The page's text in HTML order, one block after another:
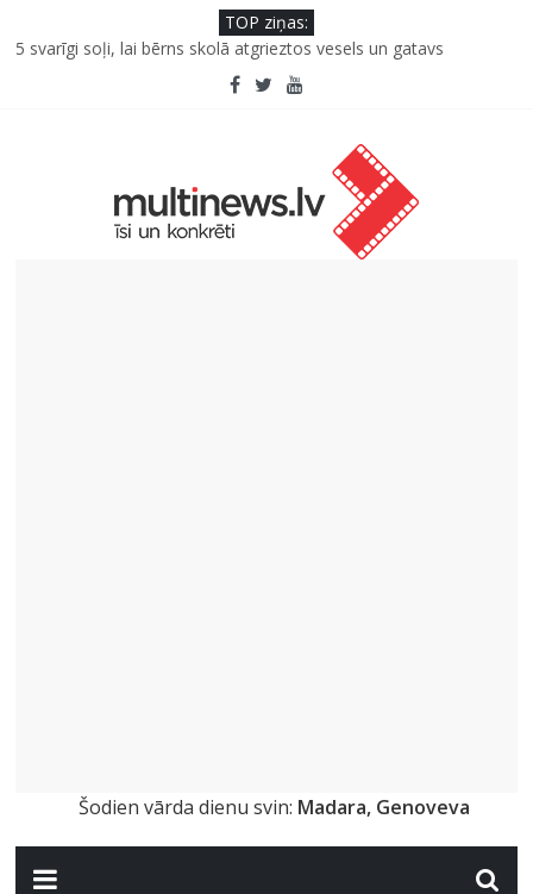
TOP ziņas:
5 svarīgi soļi, lai bērns skolā atgrieztos vesels un gatavs
Saeimas priekšsēdētāja Ikšķilē: politiski represēto cilvēku
Viens klikšķis līdz maksājumam vai viens mirklis līdz krāpšanai?
Kā neuzkāpt uz tiem pašiem grābekļiem: 5 iespējamās kļūdas
biznesa izaugsmē
Šefpavārs iesaka, kā gudri un izdevīgi izmantot kabačus no
Šodien vārda dienu svin: Madara, Genoveva